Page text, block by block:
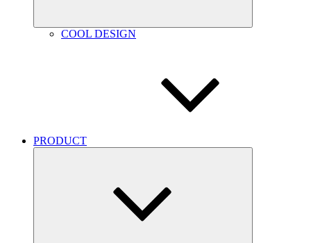
COOL DESIGN
PRODUCT